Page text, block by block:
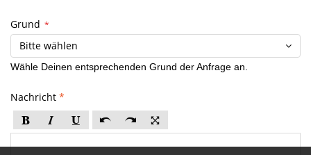
Grund *
Bitte wählen
Wähle Deinen entsprechenden Grund der Anfrage an.
Nachricht *